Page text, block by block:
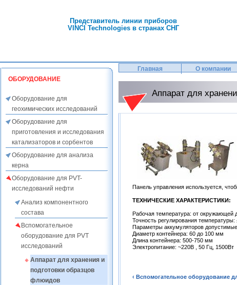
Представитель линии приборов
VINCI Technologies в странах СНГ
ОБОРУДОВАНИЕ
Оборудование для
геохимических исследований
Оборудование для
приготовления и исследования
катализаторов и сорбентов
Оборудование для анализа
керна
Оборудование для PVT-
исследований нефти
Анализ компонентного
состава
Вспомогательное
оборудование для PVT
исследований
Аппарат для хранения и
подготовки образцов
флюидов
Главная О компании
Аппарат для
Панель управления используется,
ТЕХНИЧЕСКИЕ ХАРАКТЕРИСТИКИ:
Рабочая температура: от окружающей
Точность регулирования температуры:
Параметры аккумуляторов
Диаметр контейнера: 60 до 100 мм
Длина контейнера: 500-750 мм
Электропитание: ~220В , 50 Гц, 1500Вт
‹ Вспомогательное оборудование